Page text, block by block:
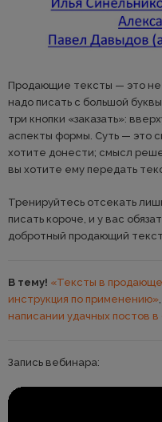
Продающие тексты — это
надо писать с большой
три кнопки «заказать»:
аспекты формы. Суть — это
хотите донести; смысл
вы хотите ему передать
Тренируйтесь отсекать
писать короче, и у вас
добротный продающий
В тему! «Тексты в
инструкция по применению»,
написании удачных постов в
Запись вебинара: